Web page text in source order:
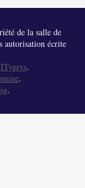
de la salle de
autorisation écrite
ITygrys.
.
.